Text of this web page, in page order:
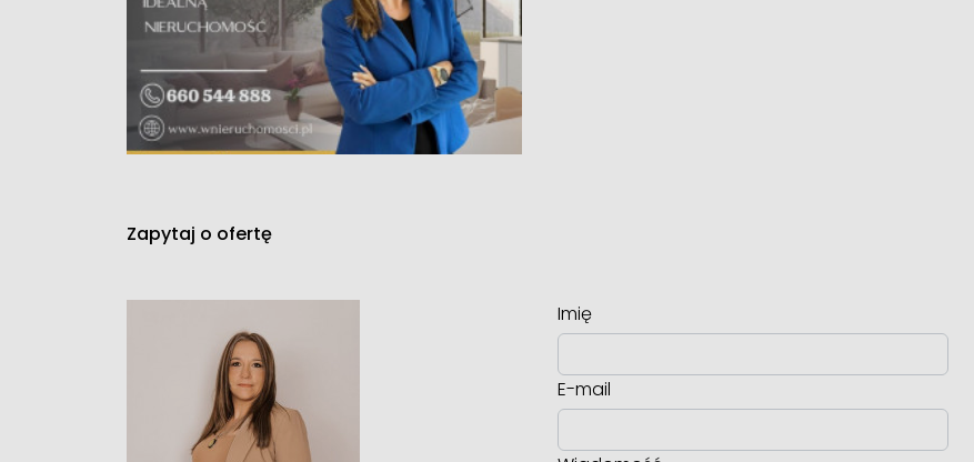
Zapytaj o ofertę
Imię
E-mail